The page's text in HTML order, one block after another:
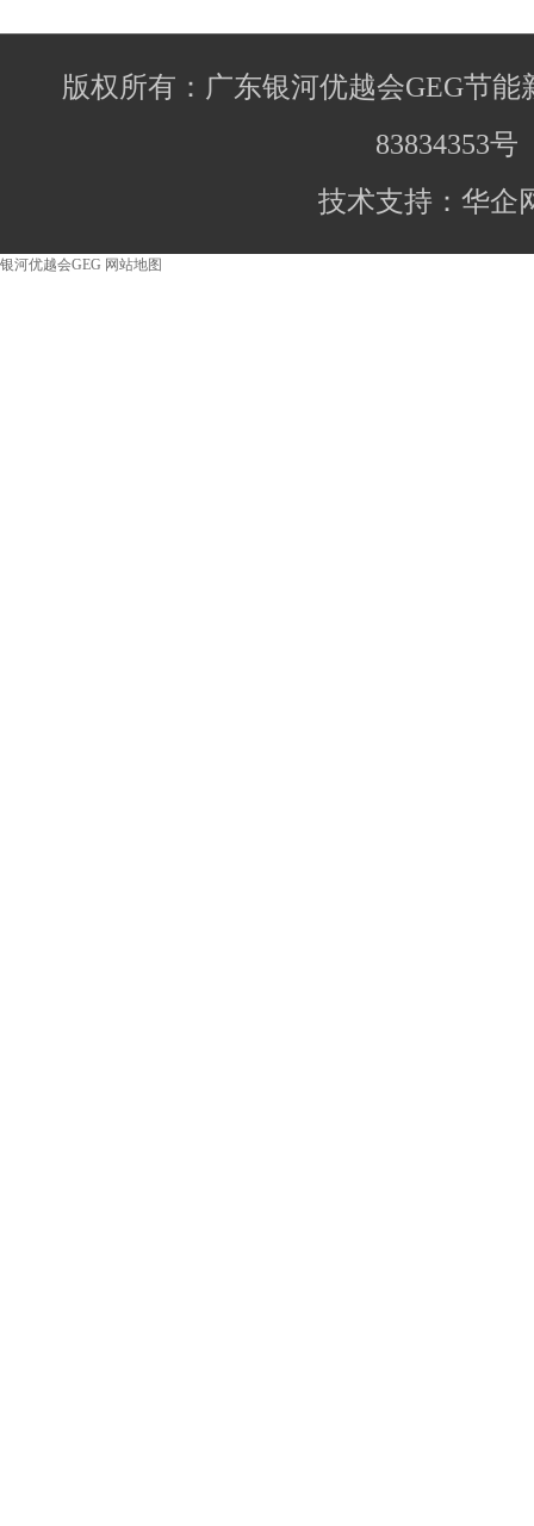
版权所有：广东银河优越会GEG节能
83834353号
技术支持：华企
银河优越会GEG 网站地图